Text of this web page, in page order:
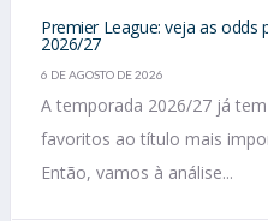
Premier League: veja as
2026/27
6 DE AGOSTO DE 2026
A temporada 2026/27 já
favoritos ao título mais
Então, vamos à análise...